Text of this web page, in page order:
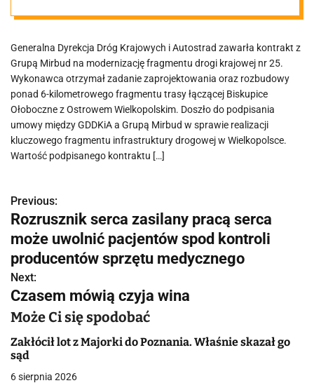
Wielkopolsce.
Ile potrwają
prace?
Generalna Dyrekcja Dróg Krajowych i Autostrad zawarła kontrakt z
Grupą Mirbud na modernizację fragmentu drogi krajowej nr 25.
Wykonawca otrzymał zadanie zaprojektowania oraz rozbudowy
ponad 6-kilometrowego fragmentu trasy łączącej Biskupice
Ołoboczne z Ostrowem Wielkopolskim. Doszło do podpisania
umowy między GDDKiA a Grupą Mirbud w sprawie realizacji
kluczowego fragmentu infrastruktury drogowej w Wielkopolsce.
Wartość podpisanego kontraktu […]
N
a
w
i
g
a
c
Previous:
Rozrusznik serca zasilany pracą serca
może uwolnić pacjentów spod kontroli
producentów sprzętu medycznego
Next:
Czasem mówią czyja wina
Może Ci się spodobać
Zakłócił lot z Majorki do Poznania. Właśnie skazał go
sąd
6 sierpnia 2026